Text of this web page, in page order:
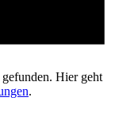
Hier geht
.